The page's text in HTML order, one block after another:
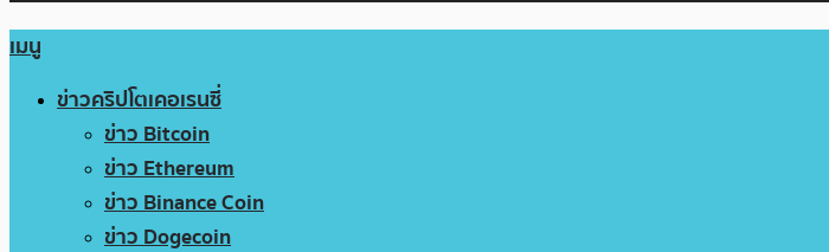
เมนู
ข่าวคริปโตเคอเรนซี่
ข่าว Bitcoin
ข่าว Ethereum
ข่าว Binance Coin
ข่าว Dogecoin